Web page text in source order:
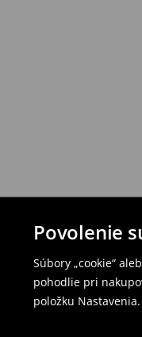
Povolenie
Súbory „cookie“
pohodlie pri
položku